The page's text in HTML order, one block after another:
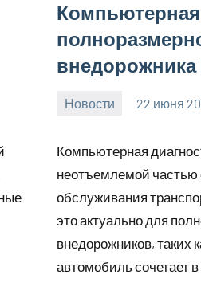
Компьютерная
Новости 22 июня
Компьютерная
неотъемлемой частью
обслуживания
это актуально для
внедорожников, таких
автомобиль сочетает